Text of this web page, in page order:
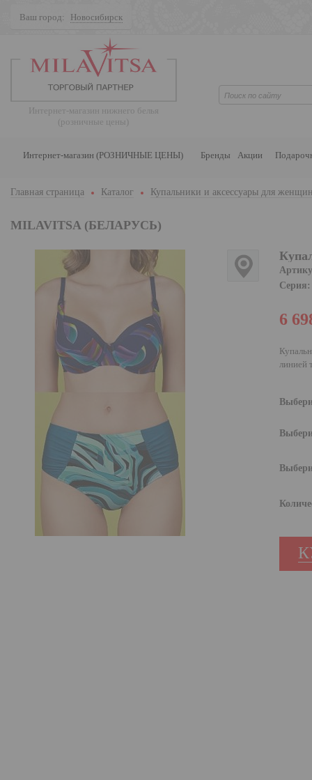
Ваш город: Новосибирск
Интернет-магазин нижнего белья
(розничные цены)
Интернет-магазин (РОЗНИЧНЫЕ ЦЕНЫ) Бренды Акции
Главная страница Каталог Купальники и аксессуары для
MILAVITSA (БЕЛАРУСЬ)
Серия:
6
линией